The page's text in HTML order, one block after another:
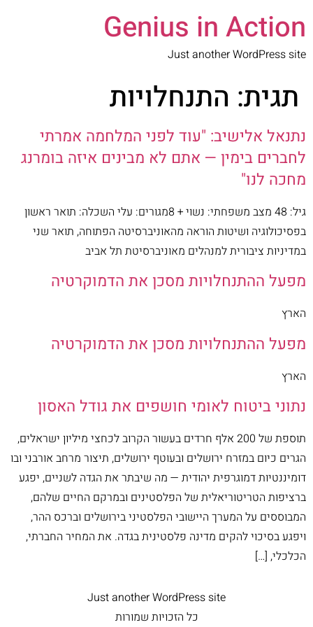
Genius in Action
Just another WordPress site
תגית: התנחלויות
נתנאל אלישיב: "עוד לפני המלחמה אמרתי
לחברים בימין — אתם לא מבינים איזה בומרנג
מחכה לנו"
גיל: 48 מצב משפחתי: נשוי + 8מגורים: עלי השכלה: תואר ראשון
בפסיכולוגיה ושיטות הוראה מהאוניברסיטה הפתוחה, תואר שני
במדיניות ציבורית למנהלים מאוניברסיטת תל אביב
מפעל ההתנחלויות מסכן את הדמוקרטיה
הארץ
מפעל ההתנחלויות מסכן את הדמוקרטיה
הארץ
נתוני ביטוח לאומי חושפים את גודל האסון
תוספת של 200 אלף חרדים בעשור הקרוב לכחצי מיליון ישראלים,
הגרים כיום במזרח ירושלים ובעוטף ירושלים, תיצור מרחב אורבני ובו
דומיננטיות דמוגרפית יהודית — מה שיבתר את הגדה לשניים, יפגע
ברציפות הטריטוריאלית של הפלסטינים ובמרקם החיים שלהם,
המבוססים על המערך היישובי הפלסטיני בירושלים וברכס ההר,
ויפגע בסיכוי להקים מדינה פלסטינית בגדה. את המחיר החברתי,
הכלכלי, […]
Just another WordPress site
כל הזכויות שמורות